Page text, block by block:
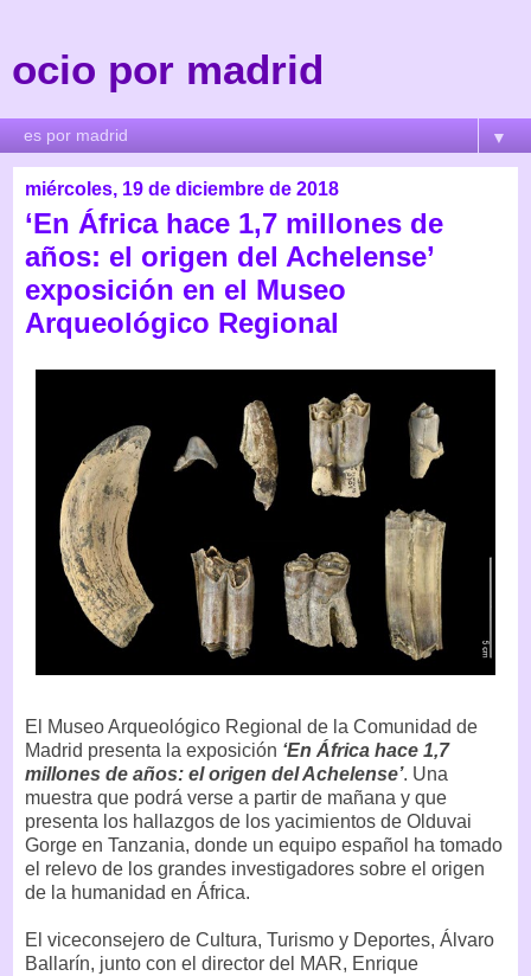
ocio por madrid
▼
miércoles, 19 de diciembre de 2018
‘En África hace 1,7 millones de
años: el origen del Achelense’
exposición en el Museo
Arqueológico Regional
El Museo Arqueológico Regional de la Comunidad de
Madrid presenta la exposición ‘En África hace 1,7
millones de años: el origen del Achelense’. Una
muestra que podrá verse a partir de mañana y que
presenta los hallazgos de los yacimientos de Olduvai
Gorge en Tanzania, donde un equipo español ha tomado
el relevo de los grandes investigadores sobre el origen
de la humanidad en África.
El viceconsejero de Cultura, Turismo y Deportes, Álvaro
Ballarín, junto con el director del MAR, Enrique